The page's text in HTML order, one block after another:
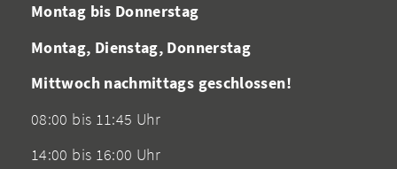
Montag bis Donnerstag
Montag, Dienstag, Donnerstag
Mittwoch nachmittags geschlossen!
08:00 bis 11:45 Uhr
14:00 bis 16:00 Uhr